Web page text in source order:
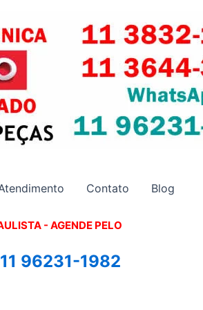
Contato Blog
- AGENDE PELO
11 96231-1982